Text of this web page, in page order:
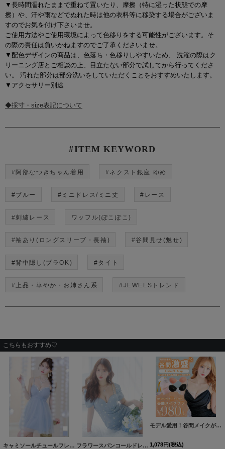
▼長時間濡れたままで重ねて置いたり、摩擦（特に湿った状態での摩
擦）や、汗や雨などでぬれた時は他の衣料等に移染する場合がございま
すのでお気を付け下さいませ。
ご使用方法やご使用環境によって色移りをする可能性がございます。そ
の際の責任は負いかねますのでご了承くださいませ。
▼配色デザインの商品は、色落ち・色移りしやすいため、 洗濯の際はク
リーニング店とご相談の上、目立たない部分で試してから行ってくださ
い。 汚れた部分は部分洗いをしていただくことをおすすめいたします。
▼アクセサリー別途
◆採寸・size表記について
#ITEM KEYWORD
#阿部なつきちゃん着用 #ネクスト銀座 ゆめ
#ブルー #ミニドレス/ミニ丈 #レース
#刺繍レース ワッフル(ぽこぽこ)
#袖あり(ロングスリーブ・長袖) #谷間見せ(魅せ)
#背中隠し(ブラOK) #タイト
#上品・華やか・お姉さん系 #JEWELSトレンド
こちらもおすすめ♡
[J-885IM-240710-1]
キャミソールチュールフレアAラインミニドレス/キャバドレス【XS-Mサイズ/2カラー】[OF03] 【YN】dzce フラワースパンコールドレス/ツイード/パール/スリット/谷間見せ/チュール/透け/背中見せ/ミニドレス/キャバドレス【XS-Lサイズ/1カラー】[OF03-U] 【YN】dzc
モデル愛用！谷間メイクが実現する激盛りぷるぷる肉厚シリコンブラ[OF08-U]
1,078円(税込)